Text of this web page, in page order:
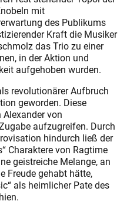
mit
des Publikums
Kraft die Musiker
das Trio zu einer
in der Aktion und
aufgehoben wurden.
revolutionärer Aufbruch
geworden. Diese
von
aufzugreifen. Durch
hindurch ließ der
Charaktere von Ragtime
geistreiche Melange, an
Freude gehabt hätte,
als heimlicher Pate des